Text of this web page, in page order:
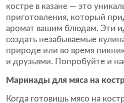
костре в казане — это
приготовления, который
аромат вашим блюдам. Эти
создать незабываемые
природе или во время
и друзьями. Попробуйте и
Маринады для мяса на
Когда готовишь мясо на